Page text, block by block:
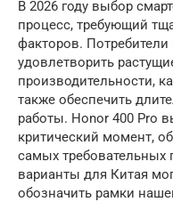
В 2026 году выбор
процесс, требующий
факторов.
удовлетворить
производительности,
также обеспечить
работы. Honor 400 Pro
критический момент,
самых требовательных
варианты для Китая
обозначить рамки